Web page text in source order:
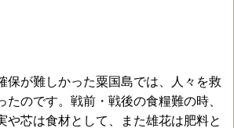
保が難しかった粟国島では、人々を救
たのです。戦前・戦後の食糧難の時、
や芯は食材として、また雄花は肥料と